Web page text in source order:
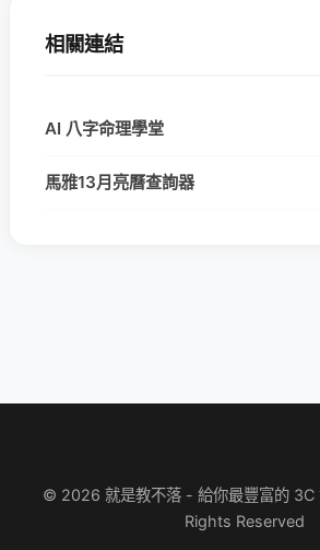
相關連結
AI 八字命理學堂
馬雅13月亮曆查詢器
© 2026 就是教不落 - 給你最豐富的 3C
Rights Reserved